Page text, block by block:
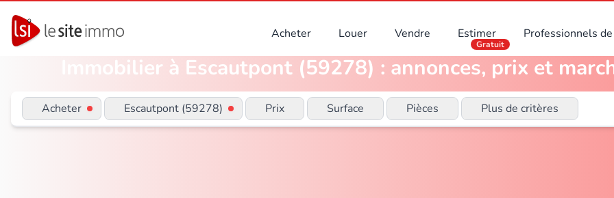
Acheter Louer Vendre Estimer
Gratuit
Professionnels
Immobilier à Escautpont (59278) : annonces, prix et
Acheter Escautpont (59278) Prix Surface Pièces Plus de critères